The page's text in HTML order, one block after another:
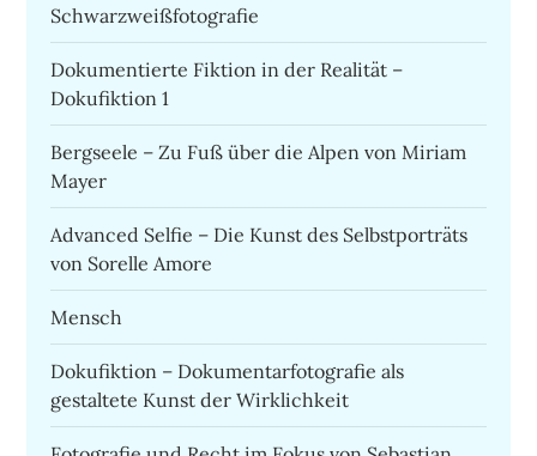
Schwarzweißfotografie
Dokumentierte Fiktion in der Realität –
Dokufiktion 1
Bergseele – Zu Fuß über die Alpen von Miriam
Mayer
Advanced Selfie – Die Kunst des Selbstporträts
von Sorelle Amore
Mensch
Dokufiktion – Dokumentarfotografie als
gestaltete Kunst der Wirklichkeit